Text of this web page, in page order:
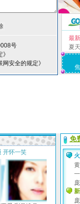
号
安全的规定》
最
夏